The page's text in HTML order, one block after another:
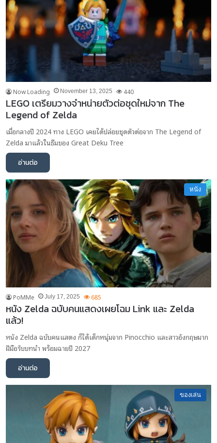
Now Loading November 13, 2025 440
LEGO เตรียมวางจำหน่ายตัวต่อชุดใหม่จาก The
Legend of Zelda
เมื่อกลางปี 2024 ทาง LEGO เคยได้ปล่อยชุดตัวต่อจาก The Legend of
Zelda มาแล้วในธีมของ Great Deku Tree
อ่านต่อ
หนัง
PoMMe July 17, 2025 685
หนัง Zelda ฉบับคนแสดงเผยโฉม Link และ Zelda
แล้ว!
หนัง Zelda ฉบับคนแสดง ก็ได้เด็กหนุ่มจาก Pinocchio และสาวอังกฤษมาก
ฝีมือรับบทนำ พร้อมฉายปี 2027
อ่านต่อ
ของเล่น